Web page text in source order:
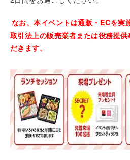
なお、本イベントは通販・ECを実
取引法上の販売業者または役務提
だきます。